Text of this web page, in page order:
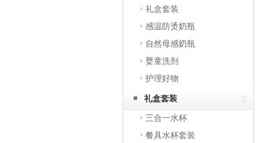
礼盒套装
感温防烫奶瓶
自然母感奶瓶
婴童洗剂
护理好物
礼盒套装
三合一水杯
餐具水杯套装